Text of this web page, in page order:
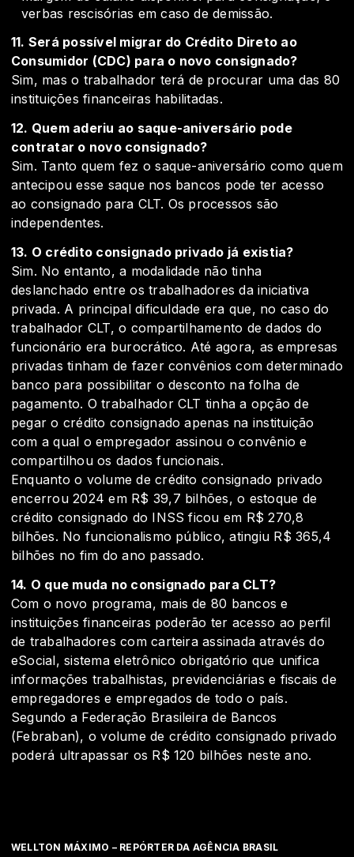
verbas rescisórias em caso de demissão.
11. Será possível migrar do Crédito Direto ao
Consumidor (CDC) para o novo consignado?
Sim, mas o trabalhador terá de procurar uma das 80
instituições financeiras habilitadas.
12. Quem aderiu ao saque-aniversário pode
contratar o novo consignado?
Sim. Tanto quem fez o saque-aniversário como quem
antecipou esse saque nos bancos pode ter acesso
ao consignado para CLT. Os processos são
independentes.
13. O crédito consignado privado já existia?
Sim. No entanto, a modalidade não tinha
deslanchado entre os trabalhadores da iniciativa
privada. A principal dificuldade era que, no caso do
trabalhador CLT, o compartilhamento de dados do
funcionário era burocrático. Até agora, as empresas
privadas tinham de fazer convênios com determinado
banco para possibilitar o desconto na folha de
pagamento. O trabalhador CLT tinha a opção de
pegar o crédito consignado apenas na instituição
com a qual o empregador assinou o convênio e
compartilhou os dados funcionais.
Enquanto o volume de crédito consignado privado
encerrou 2024 em R$ 39,7 bilhões, o estoque de
crédito consignado do INSS ficou em R$ 270,8
bilhões. No funcionalismo público, atingiu R$ 365,4
bilhões no fim do ano passado.
14. O que muda no consignado para CLT?
Com o novo programa, mais de 80 bancos e
instituições financeiras poderão ter acesso ao perfil
de trabalhadores com carteira assinada através do
eSocial, sistema eletrônico obrigatório que unifica
informações trabalhistas, previdenciárias e fiscais de
empregadores e empregados de todo o país.
Segundo a Federação Brasileira de Bancos
(Febraban), o volume de crédito consignado privado
poderá ultrapassar os R$ 120 bilhões neste ano.
WELLTON MÁXIMO – REPÓRTER DA AGÊNCIA BRASIL